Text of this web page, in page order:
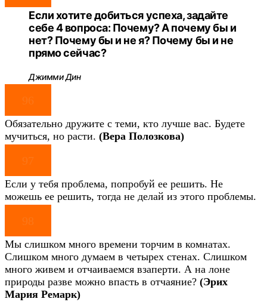
Если хотите добиться успеха, задайте
себе 4 вопроса: Почему? А почему бы и
нет? Почему бы и не я? Почему бы и не
прямо сейчас?
Джимми Дин
96
Обязательно дружите с теми, кто лучше вас. Будете
мучиться, но расти. (Вера Полозкова)
97
Если у тебя проблема, попробуй ее решить. Не
можешь ее решить, тогда не делай из этого проблемы.
98
Мы слишком много времени торчим в комнатах.
Слишком много думаем в четырех стенах. Слишком
много живем и отчаиваемся взаперти. А на лоне
природы разве можно впасть в отчаяние? (Эрих
Мария Ремарк)